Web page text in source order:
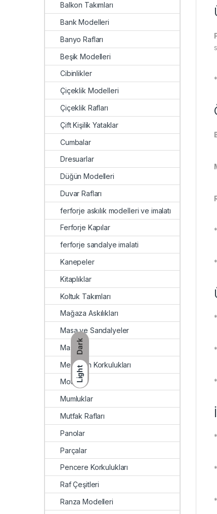
Dark
Light
Balkon Takımları
Bank Modelleri
Banyo Rafları
Beşik Modelleri
Cibinlikler
Çiçeklik Modelleri
Çiçeklik Rafları
Çift Kişilik Yataklar
Cumbalar
Dresuarlar
Düğün Modelleri
Duvar Rafları
ferforje askılık modelleri ve imalatı
Ferforje Kapılar
ferforje sandalye imalati
Kanepeler
Kitaplıklar
Koltuk Takımları
Mağaza Askılıkları
Masa ve Sandalyeler
Masalar
Merdiven Korkulukları
Motifler
Mumluklar
Mutfak Rafları
Panolar
Parçalar
Pencere Korkulukları
Raf Çeşitleri
Ranza Modelleri